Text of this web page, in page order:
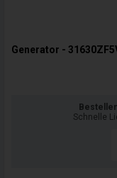
Generator -
Schnelle